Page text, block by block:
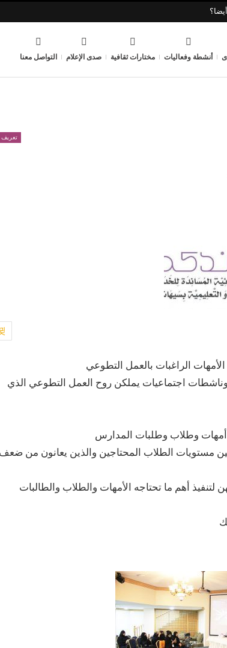
أنشطة وفعاليات مختارات ثقافية صدى الإعلام التواصل معنا
تعريف
اجتماعيات يملكن روح العمل التطوعي الذي
أمهات وطلاب وطلبات المدارس
مستويات الطلاب المحتاجين والذين يعانون من
أهم ما تحتاجه الأمهات والطلاب والطالبات